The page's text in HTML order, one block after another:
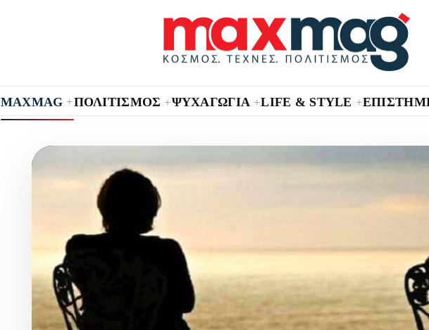
MAXMAG +ΠΟΛΙΤΙΣΜΟΣ +ΨΥΧΑΓΩΓΙΑ +LIFE & STYLE +